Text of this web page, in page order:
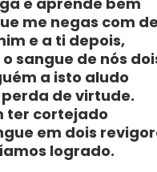
me negas com
e a ti depois,
sangue de nós
a isto aludo
de virtude.
ter cortejado
em dois
logrado.